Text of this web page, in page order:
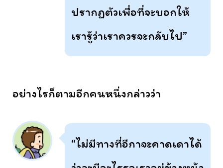
ปรากฏตัวเพื่อที่จะบอกให้
เรารู้ว่าเราควรจะกลับไป”
อย่างไรก็ตามอีกคนหนึ่งกล่าวว่า
“ไม่มีทางที่อีกาจะคาดเดาได้